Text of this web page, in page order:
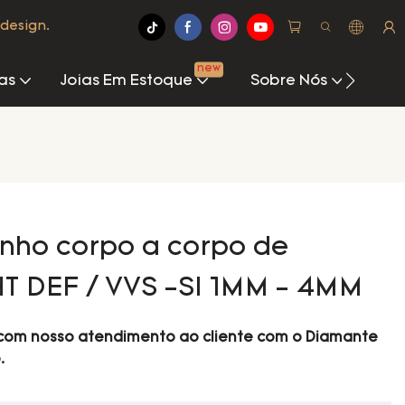
Joias Em Estoque
new
Sobre Nós
corpo a corpo de
DEF / VVS -SI 1MM - 4MM
nosso atendimento ao cliente com o Diamante